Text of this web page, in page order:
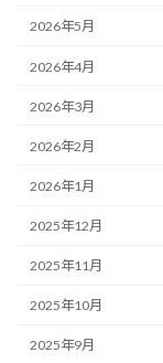
2026年5月
2026年4月
2026年3月
2026年2月
2026年1月
2025年12月
2025年11月
2025年10月
2025年9月